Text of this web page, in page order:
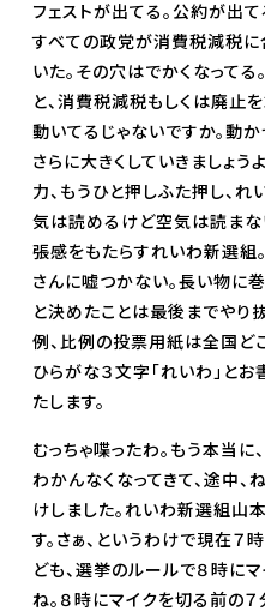
フェストが出てる。公約が出
すべての政党が消費税減税に
いた。その穴はでかくなって
と、消費税減税もしくは廃止
動いてるじゃないですか。動
さらに大きくしていきましょう
力、もうひと押しふた押し、
気は読めるけど空気は読ま
張感をもたらすれいわ新選組
さんに嘘つかない。長い物に
と決めたことは最後までやり
例、比例の投票用紙は全国どこ
ひらがな３文字「れいわ」とお
たします。
むっちゃ喋ったわ。もう本当
わかんなくなってきて、途中、
けしました。れいわ新選組山
す。さぁ、というわけで現在７
ども、選挙のルールで８時に
ね。８時にマイクを切る前の